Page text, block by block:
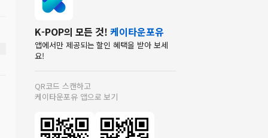
K-POP의 모든 것! 케이타운포유
앱에서만 제공되는 할인 혜택을 받아 보세
요!
QR코드 스캔하고
케이타운포유 앱으로 보기